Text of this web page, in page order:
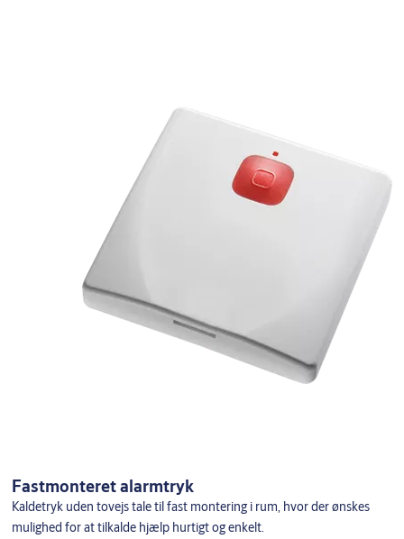
Fastmonteret alarmtryk
Kaldetryk uden tovejs tale til fast montering i rum, hvor der ønskes
mulighed for at tilkalde hjælp hurtigt og enkelt.